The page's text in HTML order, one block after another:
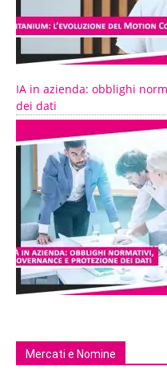
IA in azienda: obblighi
dei dati
Mercati e Nomine